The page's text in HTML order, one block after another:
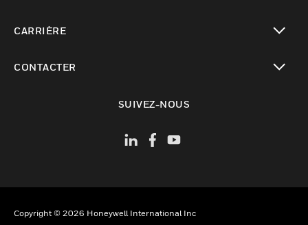
CARRIÈRE
CONTACTER
SUIVEZ-NOUS
Copyright © 2026 Honeywell International Inc